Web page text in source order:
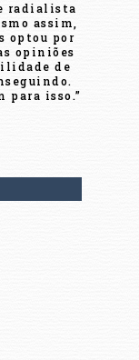
radialista
assim,
optou por
opiniões
de
para isso.”